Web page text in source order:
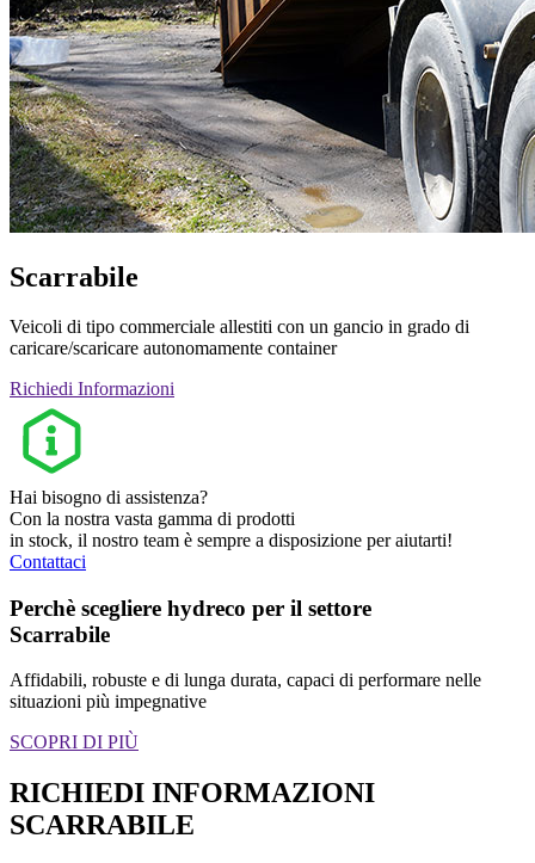
Scarrabile
Veicoli di tipo commerciale allestiti con un gancio in grado di
caricare/scaricare autonomamente container
Richiedi Informazioni
Hai bisogno di assistenza?
Con la nostra vasta gamma di prodotti
in stock, il nostro team è sempre a disposizione per aiutarti!
Contattaci
Perchè scegliere hydreco per il settore
Scarrabile
Affidabili, robuste e di lunga durata, capaci di performare nelle
situazioni più impegnative
SCOPRI DI PIÙ
RICHIEDI INFORMAZIONI
SCARRABILE